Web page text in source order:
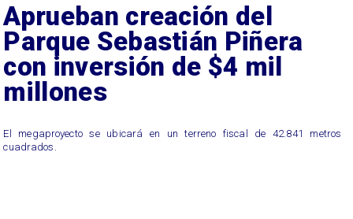
Aprueban creación del
Parque Sebastián Piñera
con inversión de $4 mil
millones
El megaproyecto se ubicará en un terreno fiscal de 42.841 metros
cuadrados.